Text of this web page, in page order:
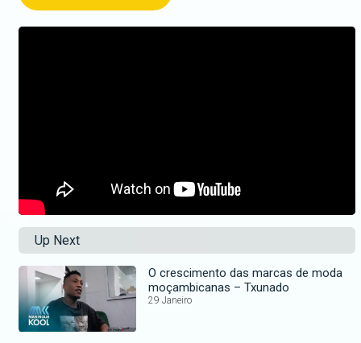
Up Next
O crescimento das marcas de moda
moçambicanas – Txunado
29 Janeiro